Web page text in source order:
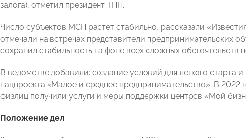
залога), отметил президент ТПП.
Число субъектов МСП растет стабильно, рассказали
отмечали на встречах представители предпринимательских
сохранил стабильность на фоне всех сложных обстоятельств
В ведомстве добавили: создание условий для легкого старта
нацпроекта «Малое и среднее предпринимательство». В 2022
физлиц получили услуги и меры поддержки центров «Мой
Положение дел